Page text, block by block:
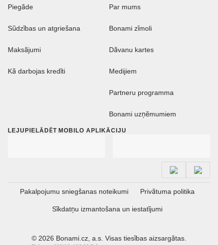
Piegāde
Sūdzības un atgriešana
Maksājumi
Kā darbojas kredīti
Par mums
Bonami zīmoli
Dāvanu kartes
Medijiem
Partneru programma
Bonami uzņēmumiem
LEJUPIELĀDĒT MOBILO APLIKĀCIJU
Pakalpojumu sniegšanas noteikumi Privātuma politika
Sīkdatņu izmantošana un iestatījumi
© 2026 Bonami.cz, a.s. Visas tiesības aizsargātas.